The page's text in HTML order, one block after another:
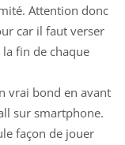
Attention donc
car il faut verser
fin de chaque
vrai bond en avant
sur smartphone.
façon de jouer